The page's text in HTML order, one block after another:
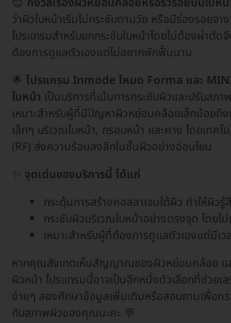
ว่าผิวใบหน้าเริ่มไม่กระชับตามวัย หรือมีร่องรอยจา
โปรแกรมสำหรับยกกระชับใบหน้าโดยไม่ต้องผ่าตัด
ต้องการดูแลตัวเองแต่ไม่อยากพักฟื้นนาน
🌟 โปรแกรม Inmode โหมด Forma และ
ใบหน้า เป็นบริการที่เน้นการกระชับผิวและปรับสภา
เหมาะสำหรับผู้ที่มีปัญหาผิวหย่อนคล้อยเล็กน้อยถึ
เล็กๆ บริเวณใบหน้า, กรอบหน้า และคาง โดยเทค
(RF) ส่งความร้อนลงลึกในชั้นผิวอย่างอ่อนโยน
จุดเด่นของบริการนี้ ได้แก่
กระตุ้นการสร้างคอลลาเจนใต้ผิว ทำให้ผิว
กระชับผิวบริเวณใบหน้าอย่างตรงจุด โดยไ
เหมาะสำหรับผู้ที่ต้องการดูแลตัวเองแต่มีเว
หากคุณสังเกตเห็นสัญญาณของผิวหย่อนคล้อย แล
ผิวหน้า โปรแกรมนี้อาจเป็นอีกหนึ่งตัวเลือกที่ช่วยเ
ง่ายๆ ลองศึกษาข้อมูลเพิ่มเติมหรือสอบถามเพื่อทร
กับสภาพผิวของคุณนะคะ 💬